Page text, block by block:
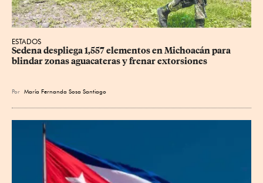
ESTADOS
Sedena despliega 1,557 elementos en Michoacán para
blindar zonas aguacateras y frenar extorsiones
Por María Fernanda Sosa Santiago